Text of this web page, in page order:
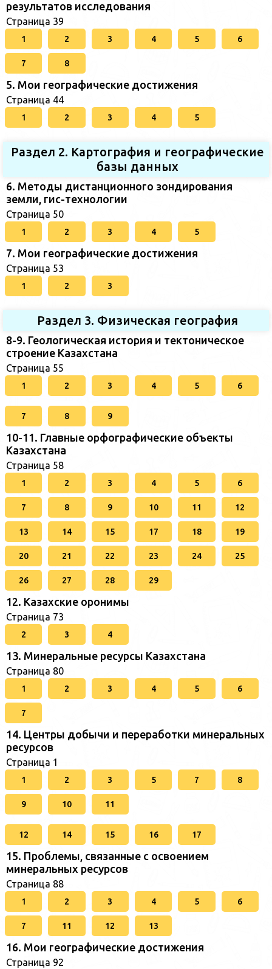
результатов исследования
Страница 39
1 2 3 4 5 6
7 8
5. Мои географические достижения
Страница 44
1 2 3 4 5
Раздел 2. Картография и географические
базы данных
6. Методы дистанционного зондирования
земли, гис-технологии
Страница 50
1 2 3 4 5
7. Мои географические достижения
Страница 53
1 2 3
Раздел 3. Физическая география
8-9. Геологическая история и тектоническое
строение Казахстана
Страница 55
1 2 3 4 5 6
7 8 9
10-11. Главные орфографические объекты
Казахстана
Страница 58
1 2 3 4 5 6
7 8 9 10 11 12
13 14 15 17 18 19
20 21 22 23 24 25
26 27 28 29
12. Казахские оронимы
Страница 73
2 3 4
13. Минеральные ресурсы Казахстана
Страница 80
1 2 3 4 5 6
7
14. Центры добычи и переработки минеральных
ресурсов
Страница 1
1 2 3 5 7 8
9 10 11
12 14 15 16 17
15. Проблемы, связанные с освоением
минеральных ресурсов
Страница 88
1 2 3 4 5 6
7 11 12 13
16. Мои географические достижения
Страница 92